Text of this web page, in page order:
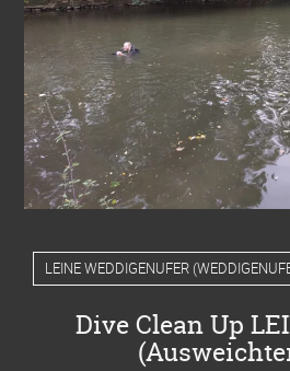
LEINE WEDDIGENUFER (
Dive Clean Up